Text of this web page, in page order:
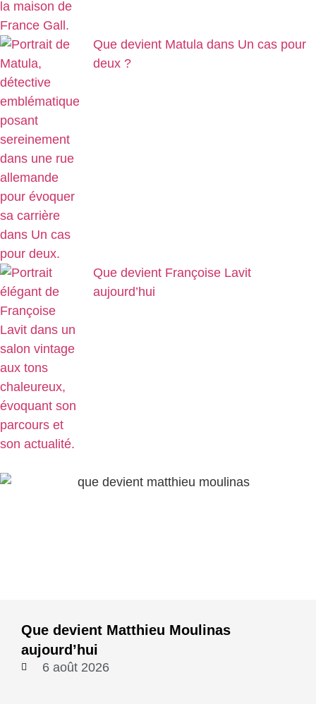
Que devient Matula dans Un cas pour
deux ?
Que devient Françoise Lavit
aujourd’hui
Que devient Matthieu Moulinas
aujourd’hui
6 août 2026